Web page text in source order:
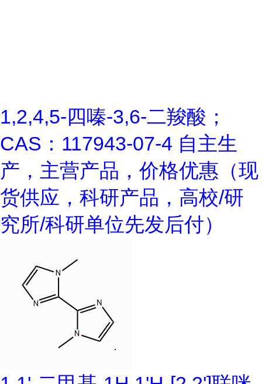
1,2,4,5-四嗪-3,6-二羧酸；
CAS：117943-07-4 自主生
产，主营产品，价格优惠（现
货供应，科研产品，高校/研
究所/科研单位先发后付）